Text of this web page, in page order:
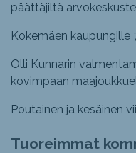
päättäjiltä
Kokemäen
Olli Kunnarin
kovimpaan
Poutainen ja kesäinen
Tuoreimmat